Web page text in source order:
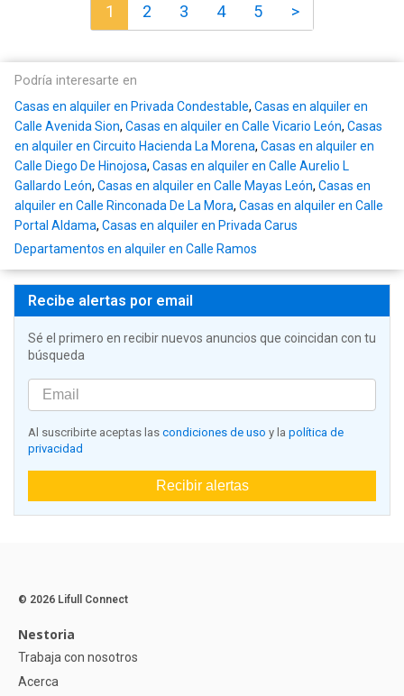
1 2 3 4 5 >
Podría interesarte en
Casas en alquiler en Privada Condestable, Casas en alquiler en
Calle Avenida Sion, Casas en alquiler en Calle Vicario León, Casas
en alquiler en Circuito Hacienda La Morena, Casas en alquiler en
Calle Diego De Hinojosa, Casas en alquiler en Calle Aurelio L
Gallardo León, Casas en alquiler en Calle Mayas León, Casas en
alquiler en Calle Rinconada De La Mora, Casas en alquiler en Calle
Portal Aldama, Casas en alquiler en Privada Carus
Departamentos en alquiler en Calle Ramos
Recibe alertas por email
Sé el primero en recibir nuevos anuncios que coincidan con tu
búsqueda
Al suscribirte aceptas las condiciones de uso y la política de
privacidad
Recibir alertas
© 2026 Lifull Connect
Nestoria
Trabaja con nosotros
Acerca